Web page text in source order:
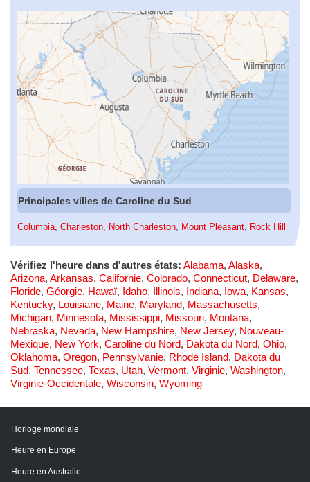
Principales villes de Caroline du Sud
Columbia, Charleston, North Charleston, Mount Pleasant, Rock Hill
Vérifiez l'heure dans d'autres états: Alabama, Alaska,
Arizona, Arkansas, Californie, Colorado, Connecticut, Delaware,
Floride, Géorgie, Hawaï, Idaho, Illinois, Indiana, Iowa, Kansas,
Kentucky, Louisiane, Maine, Maryland, Massachusetts,
Michigan, Minnesota, Mississippi, Missouri, Montana,
Nebraska, Nevada, New Hampshire, New Jersey, Nouveau-
Mexique, New York, Caroline du Nord, Dakota du Nord, Ohio,
Oklahoma, Oregon, Pennsylvanie, Rhode Island, Dakota du
Sud, Tennessee, Texas, Utah, Vermont, Virginie, Washington,
Virginie-Occidentale, Wisconsin, Wyoming
Horloge mondiale
Heure en Europe
Heure en Australie